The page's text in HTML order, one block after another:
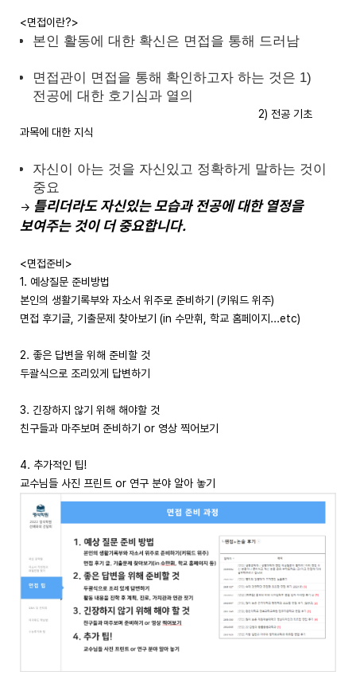
<면접이란?>
본인 활동에 대한 확신은 면접을 통해 드러남
면접관이 면접을 통해 확인하고자 하는 것은 1)
전공에 대한 호기심과 열의
2) 전공 기초
과목에 대한 지식
자신이 아는 것을 자신있고 정확하게 말하는 것이
중요
→ 틀리더라도 자신있는 모습과 전공에 대한 열정을
보여주는 것이 더 중요합니다.
<면접준비>
1. 예상질문 준비방법
본인의 생활기록부와 자소서 위주로 준비하기 (키워드 위주)
면접 후기글, 기출문제 찾아보기 (in 수만휘, 학교 홈페이지...etc)
2. 좋은 답변을 위해 준비할 것
두괄식으로 조리있게 답변하기
3. 긴장하지 않기 위해 해야할 것
친구들과 마주보며 준비하기 or 영상 찍어보기
4. 추가적인 팁!
교수님들 사진 프린트 or 연구 분야 알아 놓기